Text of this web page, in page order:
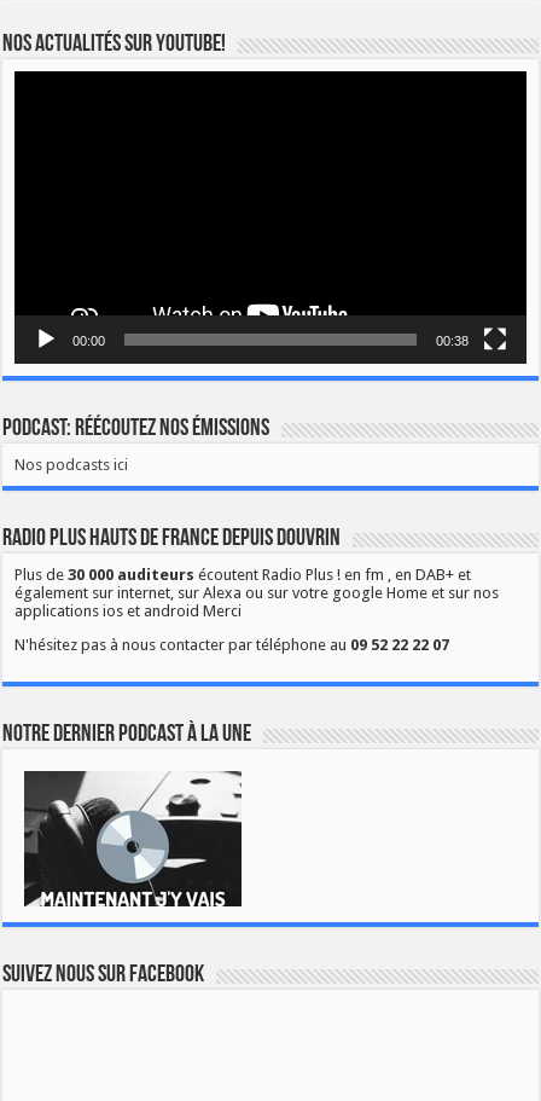
Nos actualités sur YOUTUBE!
00:00 00:38
Podcast: Réécoutez nos émissions
Nos podcasts ici
Radio Plus Hauts de France depuis Douvrin
Plus de30 000 auditeurs écoutent Radio Plus ! en fm , en DAB+ et
également sur internet, sur Alexa ou sur votre google Home et sur nos
applications ios et android Merci
N'hésitez pas à nous contacter par téléphone au 09 52 22 22 07
Notre dernier podcast à la une
Suivez nous sur Facebook